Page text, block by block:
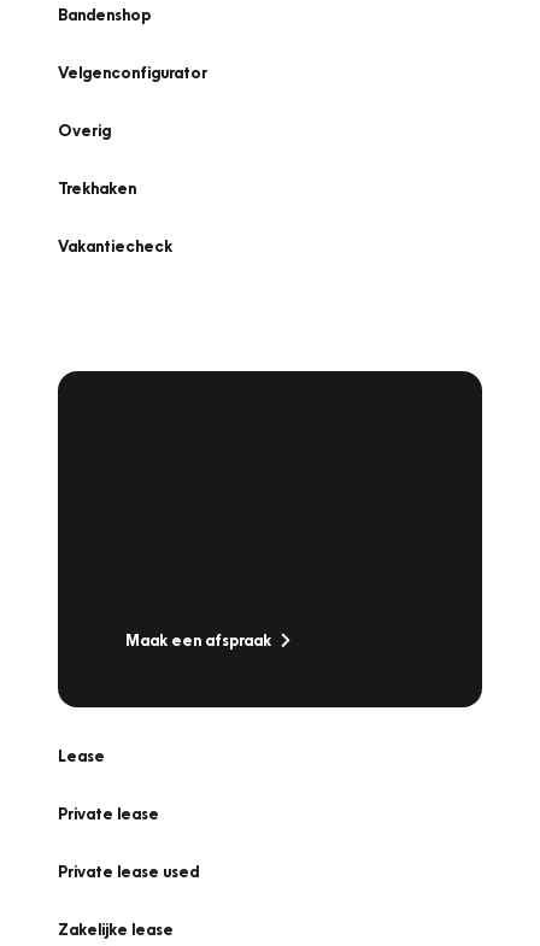
Bandenshop
Velgenconfigurator
Overig
Trekhaken
Vakantiecheck
Maak een afspraak
Lease
Private lease
Private lease used
Zakelijke lease